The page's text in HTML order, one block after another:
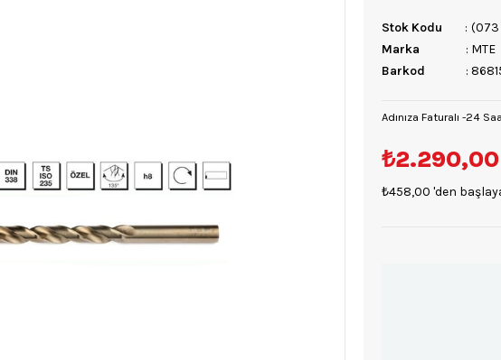
Stok Kodu
(073
Marka
: MTE
Barkod
:
Adınıza Faturalı -24
₺2.290,00
₺458,00 'den